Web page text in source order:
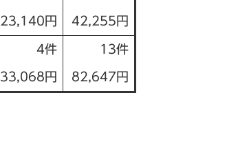
23,140円 42,255円
4件
33,068円
13件
82,647円